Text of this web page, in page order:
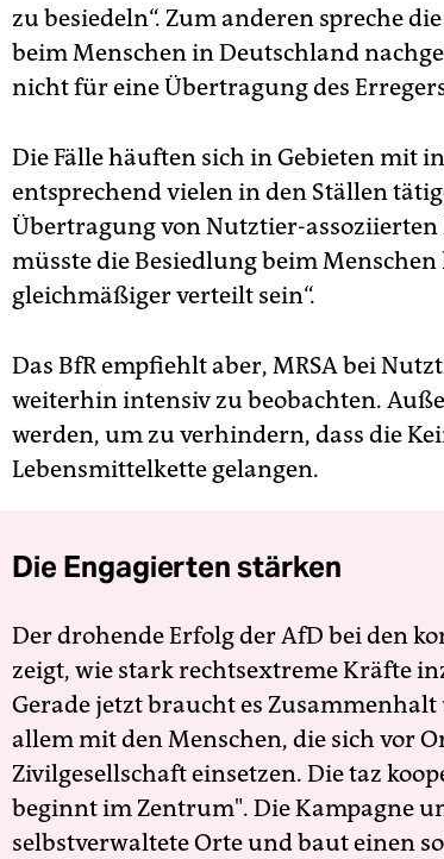
zu besiedeln“. Zum anderen spreche
beim Menschen in Deutschland
nicht für eine Übertragung des
Die Fälle häuften sich in Gebieten mit
entsprechend vielen in den Ställen
Übertragung von Nutztier-assoziierten
müsste die Besiedlung beim
gleichmäßiger verteilt sein“.
Das BfR empfiehlt aber, MRSA bei
weiterhin intensiv zu beobachten.
werden, um zu verhindern, dass die
Lebensmittelkette gelangen.
Die Engagierten stärken
Der drohende Erfolg der AfD bei den
zeigt, wie stark rechtsextreme Kräfte
Gerade jetzt braucht es
allem mit den Menschen, die sich vor
Zivilgesellschaft einsetzen. Die taz
beginnt im Zentrum". Die Kampagne
selbstverwaltete Orte und baut einen